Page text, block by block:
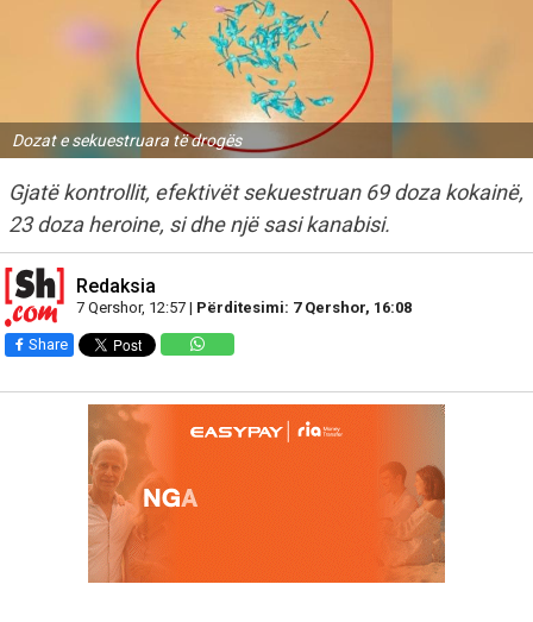
Dozat e sekuestruara të drogës
Gjatë kontrollit, efektivët sekuestruan 69 doza kokainë,
23 doza heroine, si dhe një sasi kanabisi.
Redaksia
7 Qershor, 12:57 | Përditesimi: 7 Qershor, 16:08
Share